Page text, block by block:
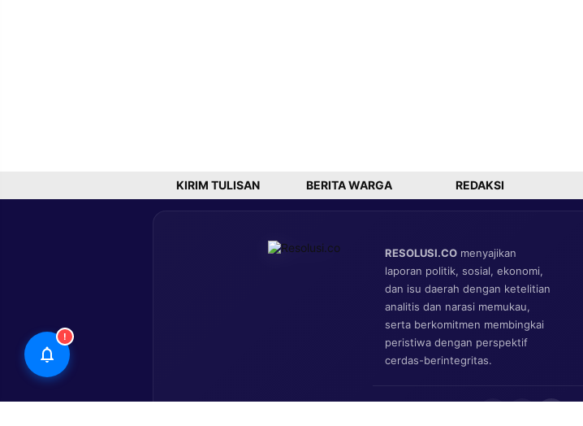
KIRIM TULISAN BERITA WARGA REDAKSI
RESOLUSI.CO menyajikan
laporan politik, sosial, ekonomi,
dan isu daerah dengan ketelitian
analitis dan narasi memukau,
serta berkomitmen membingkai
peristiwa dengan perspektif
cerdas-berintegritas.
!